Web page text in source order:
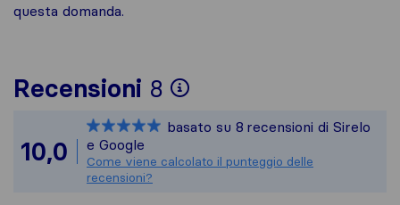
questa domanda.
Recensioni 8
Per avere un
Tutte le recensioni
10,0
basato su 8 recensioni di Sirelo
e Google
Come viene calcolato il punteggio delle
recensioni?